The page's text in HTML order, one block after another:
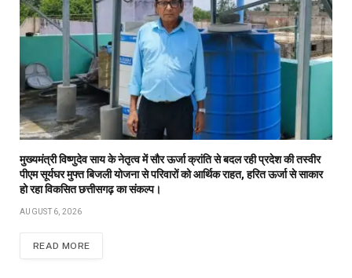
मुख्यमंत्री विष्णुदेव साय के नेतृत्व में सौर ऊर्जा क्रांति से बदल रही प्रदेश की तस्वीर
पीएम सूर्यघर मुफ्त बिजली योजना से परिवारों को आर्थिक राहत, हरित ऊर्जा से साकार
हो रहा विकसित छत्तीसगढ़ का संकल्प।
AUGUST 6, 2026
READ MORE